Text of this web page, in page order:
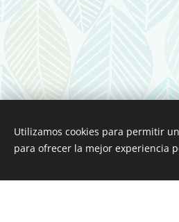
Utilizamos cookies para permitir
para ofrecer la mejor experiencia